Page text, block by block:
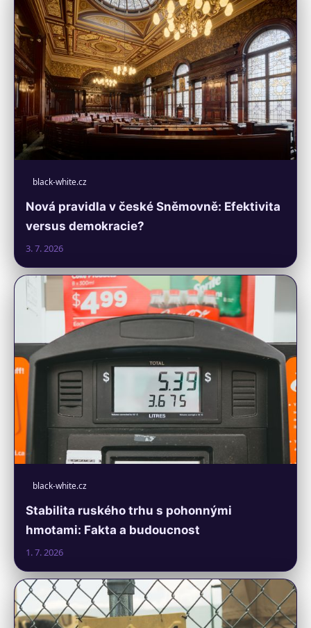
black-white.cz
Nová pravidla v české Sněmovně: Efektivita
versus demokracie?
3. 7. 2026
black-white.cz
Stabilita ruského trhu s pohonnými
hmotami: Fakta a budoucnost
1. 7. 2026